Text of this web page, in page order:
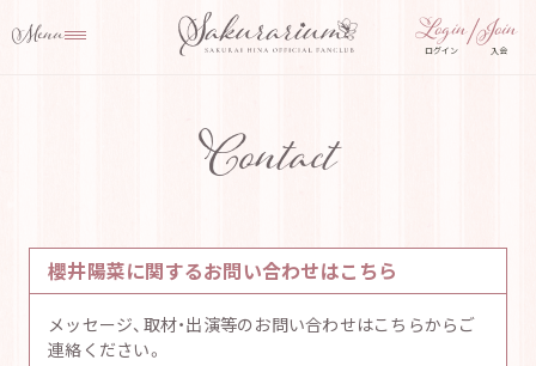
ログイン 入会
Contact
櫻井陽菜に関するお問い合わせはこちら
メッセージ、取材・出演等のお問い合わせはこちらからご
連絡ください。